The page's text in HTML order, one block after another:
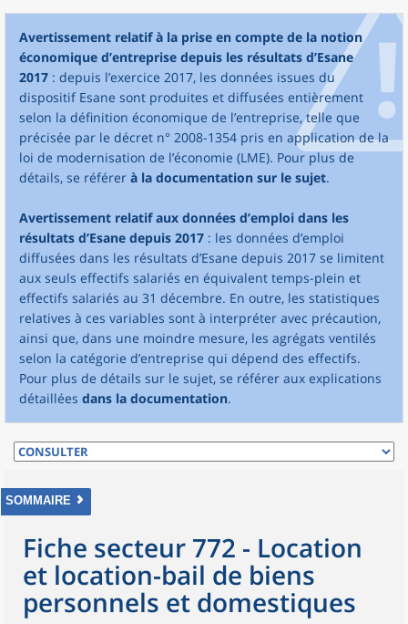
Avertissement relatif à la prise en compte de la notion
économique d’entreprise depuis les résultats d’Esane
2017 : depuis l’exercice 2017, les données issues du
dispositif Esane sont produites et diffusées entièrement
selon la définition économique de l’entreprise, telle que
précisée par le décret n° 2008-1354 pris en application de la
loi de modernisation de l’économie (LME). Pour plus de
détails, se référer à la documentation sur le sujet.
Avertissement relatif aux données d’emploi dans les
résultats d’Esane depuis 2017 : les données d’emploi
diffusées dans les résultats d’Esane depuis 2017 se limitent
aux seuls effectifs salariés en équivalent temps-plein et
effectifs salariés au 31 décembre. En outre, les statistiques
relatives à ces variables sont à interpréter avec précaution,
ainsi que, dans une moindre mesure, les agrégats ventilés
selon la catégorie d’entreprise qui dépend des effectifs.
Pour plus de détails sur le sujet, se référer aux explications
détaillées dans la documentation.
SOMMAIRE
Fiche secteur 772 - Location
et location-bail de biens
personnels et domestiques